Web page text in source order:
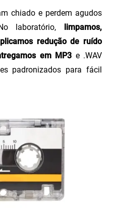
chiado e perdem agudos
laboratório, limpamos,
redução de ruído
em MP3 e .WAV
padronizados para fácil